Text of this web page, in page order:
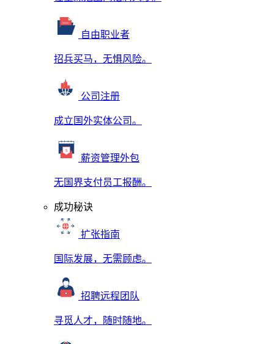
自由职业者
招兵买马，无惧风险。
公司注册
成立国外实体公司。
薪资管理外包
无国界支付员工报酬。
成功秘诀
扩张指南
国际发展，无需顾虑。
招聘远程团队
寻觅人才，随时随地。